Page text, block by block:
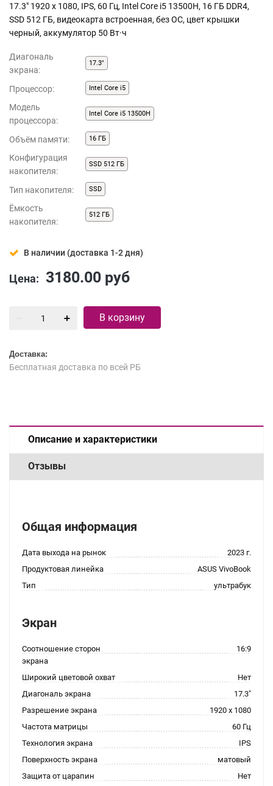
17.3" 1920 x 1080, IPS, 60 Гц, Intel Core i5 13500H, 16 ГБ DDR4,
SSD 512 ГБ, видеокарта встроенная, без ОС, цвет крышки
черный, аккумулятор 50 Вт·ч
Диагональ
экрана:
17.3"
Процессор: Intel Core i5
Модель
процессора:
Intel Core i5 13500H
Объём памяти: 16 ГБ
Конфигурация
накопителя:
SSD 512 ГБ
Тип накопителя: SSD
Ёмкость
накопителя:
512 ГБ
В наличии (доставка 1-2 дня)
Цена: 3180.00 руб
В корзину
Доставка:
Бесплатная доставка по всей РБ
Описание и характеристики
Отзывы
Общая информация
Дата выхода на рынок
2023 г.
Продуктовая линейка
ASUS VivoBook
Тип
ультрабук
Экран
Соотношение сторон
экрана
16:9
Широкий цветовой охват
Нет
Диагональ экрана
17.3"
Разрешение экрана
1920 x 1080
Частота матрицы
60 Гц
Технология экрана
IPS
Поверхность экрана
матовый
Защита от царапин
Нет